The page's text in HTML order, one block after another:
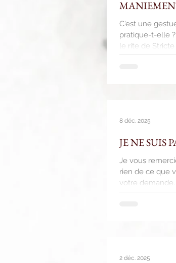
C'est une
pratique-t-elle
le rite de Stricte
Pourquoi ne le
JE NE SUIS
Je vous
rien de ce que
votre
un bilan.
8 déc. 2025
2 déc. 2025